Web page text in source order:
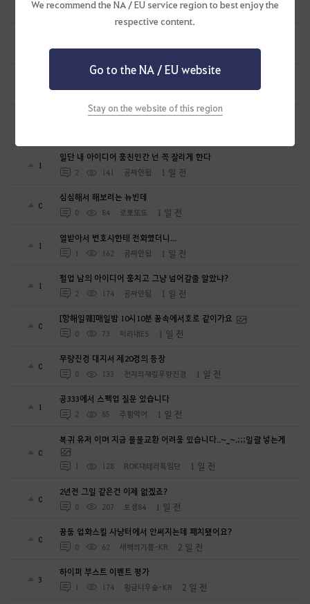
We recommend the NA / EU service region to best enjoy the
respective content.
Go to the NA / EU website
Stay on the website of this region
0
3 72 Hemination-KR 12 시간 전
1 69 일리아노-KR 17 시간 전
시즌 캐릭터 생성이 안 됩니다.
1 89 란미녀 22 시간 전
🥔감자타임즈[인물] 예쁜 캐릭터보다, 기억에 남는 캐릭터
1
일단 내 아이디어 훔친인간 넌 꼭 잘리게 한다
2 141 공짜안됨 1 일 전
0
심심해서 해보려는 뉴빈데
0 84 로뽀또또 1 일 전
1
열받아서 변호사한테 전화했더니...
1 162 공짜안됨 1 일 전
1
펄업 남의 아이디어 훔치고 그냥 넘어갈줄 알았냐?
2 174 공짜안됨 1 일 전
0
[항해일퀘]매일밤 10시10분 꿈속에서호로 같이가요
0 73 미리내ES 1 일 전
0
무량진경 대지서 제20경의 등장
0 133 천지의재림무량진경 1 일 전
1
공333에서 스펙업 질문 있습니다
2 85 주황악어 1 일 전
0
복귀 유저 이며 지금 물물교환 어려움 있습니다..~_~.;;;일괄 넣는게
1 128 ROK대테러특임단 1 일 전
0
2년전 그일 같은건 이제 없겠죠?
0 207 보셈84 1 일 전
0
꿈둠 업화스킬 사냥터에서 안써지는데 패치됐어요?
0 62 새벽의기쁨-KR 2 일 전
3
하이퍼 부스트 이벤트 평가
1 174 황금나무숲-KR 2 일 전